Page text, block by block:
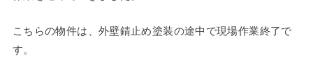
こちらの物件は、外壁錆止め塗装の途中で現場作業終了で
す。